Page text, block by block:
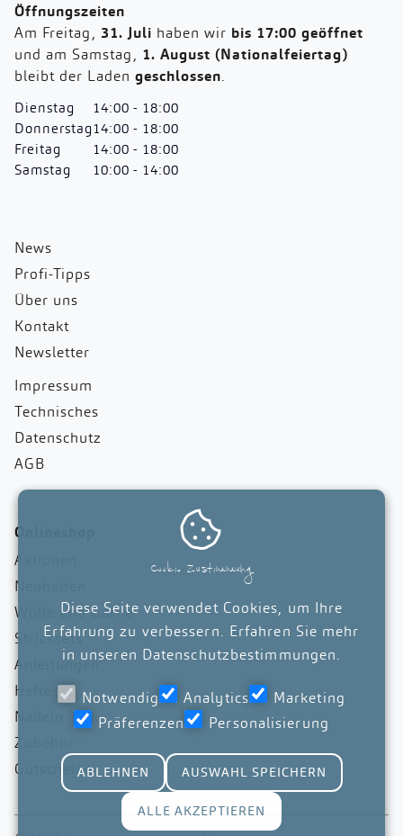
Öffnungszeiten
Am Freitag, 31. Juli haben wir bis 17:00 geöffnet
und am Samstag, 1. August (Nationalfeiertag)
bleibt der Laden geschlossen.
Dienstag
Donnerstag
Freitag
Samstag
14:00 - 18:00
14:00 - 18:00
14:00 - 18:00
10:00 - 14:00
News
Profi-Tipps
Über uns
Kontakt
Newsletter
Impressum
Technisches
Datenschutz
AGB
Onlineshop
Aktionen
Neuheiten
Wolle und Garne
Stricksets
Anleitungen
Hefte
Nadeln
Zubehör
Gutscheine

Cookie Zustimmung
Diese Seite verwendet Cookies, um Ihre
Erfahrung zu verbessern. Erfahren Sie mehr
in unseren Datenschutzbestimmungen.
Notwendig Analytics
Marketing
Präferenzen
Personalisierung
ABLEHNEN AUSWAHL SPEICHERN
ALLE AKZEPTIEREN